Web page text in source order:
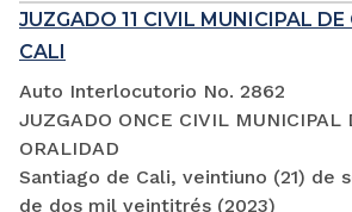
JUZGADO 11 CIVIL MUNICIPAL
CALI
Auto Interlocutorio No. 2862
JUZGADO ONCE CIVIL MUNICIPAL
ORALIDAD
Santiago de Cali, veintiuno (21) de
de dos mil veintitrés (2023)